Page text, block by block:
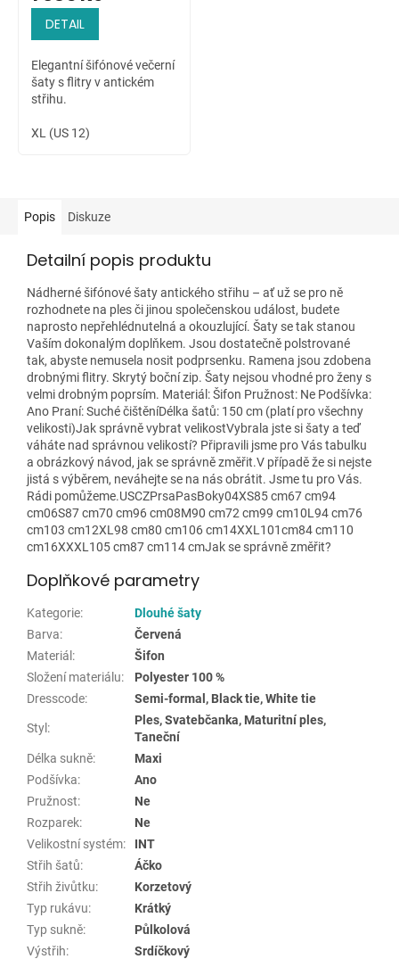
DETAIL
Elegantní šifónové večerní
šaty s flitry v antickém
střihu.
XL (US 12)
Popis Diskuze
Detailní popis produktu
Nádherné šifónové šaty antického střihu – ať už se pro ně
rozhodnete na ples či jinou společenskou událost, budete
naprosto nepřehlédnutelná a okouzlující. Šaty se tak stanou
Vaším dokonalým doplňkem. Jsou dostatečně polstrované
tak, abyste nemusela nosit podprsenku. Ramena jsou zdobena
drobnými flitry. Skrytý boční zip. Šaty nejsou vhodné pro ženy s
velmi drobným poprsím. Materiál: Šifon Pružnost: Ne Podšívka:
Ano Praní: Suché čištěníDélka šatů: 150 cm (platí pro všechny
velikosti)Jak správně vybrat velikostVybrala jste si šaty a teď
váháte nad správnou velikostí? Připravili jsme pro Vás tabulku
a obrázkový návod, jak se správně změřit.V případě že si nejste
jistá s výběrem, neváhejte se na nás obrátit. Jsme tu pro Vás.
Rádi pomůžeme.USCZPrsaPasBoky04XS85 cm67 cm94
cm06S87 cm70 cm96 cm08M90 cm72 cm99 cm10L94 cm76
cm103 cm12XL98 cm80 cm106 cm14XXL101cm84 cm110
cm16XXXL105 cm87 cm114 cmJak se správně změřit?
Doplňkové parametry
Kategorie:
Dlouhé šaty
Barva:
Červená
Materiál :
Šifon
Složení materiálu:
Polyester 100 %
Dresscode: Semi-formal, Black tie, White tie
Styl :
Ples, Svatebčanka, Maturitní ples,
Taneční
Délka sukně:
Maxi
Podšívka:
Ano
Pružnost:
Ne
Rozparek:
Ne
Velikostní systém:
INT
Střih šatů:
Áčko
Střih živůtku:
Korzetový
Typ rukávu:
Krátký
Typ sukně:
Půlkolová
Výstřih:
Srdíčkový